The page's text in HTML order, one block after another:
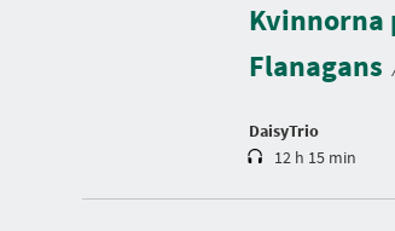
Kvinnorna
Flanagans
DaisyTrio
r
a
t
i
12 h 15 min
D
r